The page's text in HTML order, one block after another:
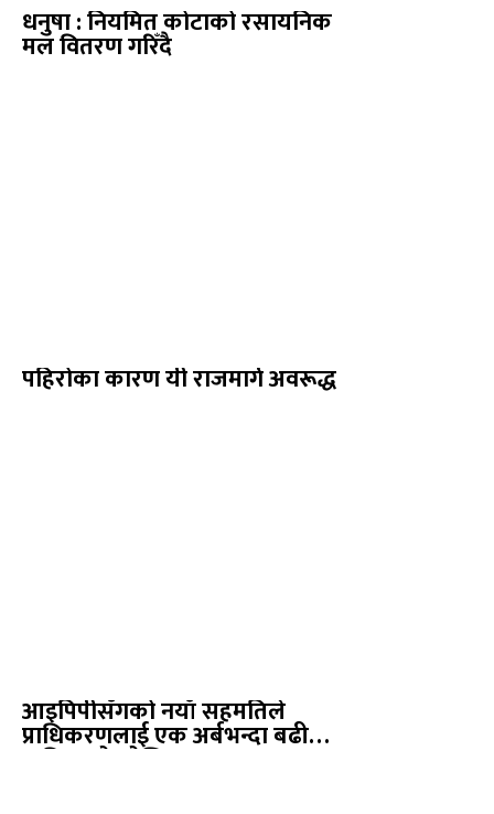
धनुषा : नियमित कोटाको रसायनिक
मल वितरण गरिँदै
पहिरोका कारण यी राजमार्ग अवरूद्ध
आइपिपीसँगको नयाँ सहमतिले
प्राधिकरणलाई एक अर्बभन्दा बढी
दायित्वको जोखिम